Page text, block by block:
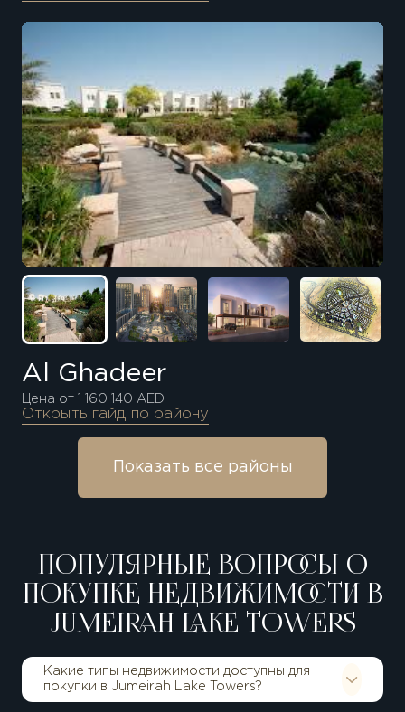
Al Ghadeer
Цена от 1 160 140 AED
Открыть гайд по району
Показать все районы
ПОПУЛЯРНЫЕ ВОПРОСЫ О
ПОКУПКЕ НЕДВИЖИМОСТИ В
JUMEIRAH LAKE TOWERS
Какие типы недвижимости доступны для
покупки в Jumeirah Lake Towers?